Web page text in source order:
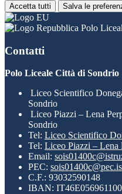
Accetta tutti Salva le
Polo
Contatti
Polo Liceale Città di Sondrio
Liceo Scientifico
Sondrio
Liceo Piazzi – Lena
Sondrio
Tel: Liceo Scientifico
Tel: Liceo Piazzi – Lena
Email:
PEC:
C.F.: 93032590148
IBAN: